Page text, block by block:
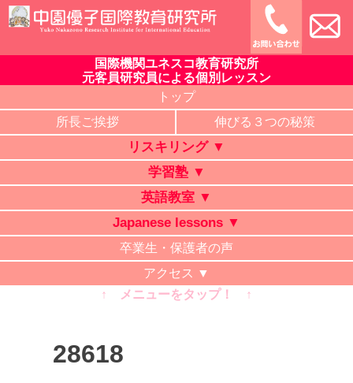
Skip
to
中園優子国際教育研究所
公式ホームページ、熊本県の山鹿・菊池・合志・植木で大評判
の英語教室・学習塾・日本語教室・タイ語教室・リスキリング
研修。中学・高校・大学受験に有利な英語を中心に「合格請負
人」と評判の講師が個別レッスン。ビジネス英語、企業研修。
オンライン授業、出張講義、家庭教師も対応。
国際機関ユネスコ教育研究所
元客員研究員による個別レッスン
トップ
所長ご挨拶
伸びる３つの秘策
リスキリング ▼
学習塾 ▼
英語教室 ▼
Japanese lessons ▼
卒業生・保護者の声
アクセス ▼
↑ メニューをタップ！ ↑
28618